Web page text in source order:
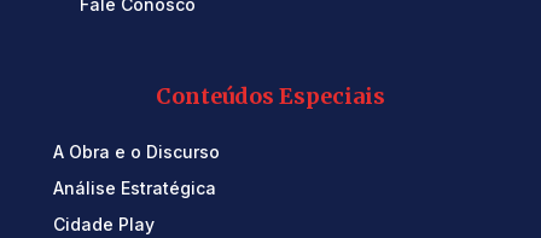
Fale Conosco
Conteúdos Especiais
A Obra e o Discurso
Análise Estratégica
Cidade Play